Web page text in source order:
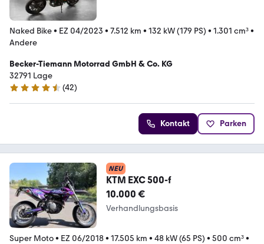
Naked Bike• EZ 04/2023 • 7.512 km • 132 kW (179 PS) • 1.301 cm³•
Andere
Becker-Tiemann Motorrad GmbH & Co. KG
32791 Lage
4.3 Sterne
(42)
Kontakt Parken
NEU
KTM EXC 500-f
10.000 €
Verhandlungsbasis
Super Moto• EZ 06/2018• 17.505 km • 48 kW (65 PS) • 500 cm³•